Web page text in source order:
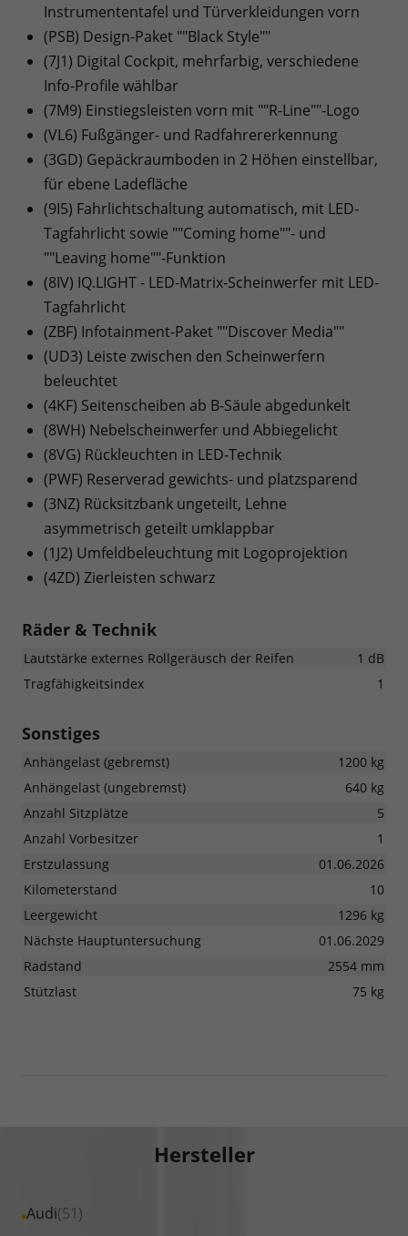
Instrumententafel und Türverkleidungen vorn
(PSB) Design-Paket ""Black Style""
(7J1) Digital Cockpit, mehrfarbig, verschiedene
Info-Profile wählbar
(7M9) Einstiegsleisten vorn mit ""R-Line""-Logo
(VL6) Fußgänger- und Radfahrererkennung
(3GD) Gepäckraumboden in 2 Höhen einstellbar,
für ebene Ladefläche
(9I5) Fahrlichtschaltung automatisch, mit LED-
Tagfahrlicht sowie ""Coming home""- und
""Leaving home""-Funktion
(8IV) IQ.LIGHT - LED-Matrix-Scheinwerfer mit LED-
Tagfahrlicht
(ZBF) Infotainment-Paket ""Discover Media""
(UD3) Leiste zwischen den Scheinwerfern
beleuchtet
(4KF) Seitenscheiben ab B-Säule abgedunkelt
(8WH) Nebelscheinwerfer und Abbiegelicht
(8VG) Rückleuchten in LED-Technik
(PWF) Reserverad gewichts- und platzsparend
(3NZ) Rücksitzbank ungeteilt, Lehne
asymmetrisch geteilt umklappbar
(1J2) Umfeldbeleuchtung mit Logoprojektion
(4ZD) Zierleisten schwarz
Räder & Technik
Lautstärke externes Rollgeräusch der Reifen
1 dB
Tragfähigkeitsindex
1
Sonstiges
Anhängelast (gebremst)
1200 kg
Anhängelast (ungebremst)
640 kg
Anzahl Sitzplätze
5
Anzahl Vorbesitzer
1
Erstzulassung
01.06.2026
Kilometerstand
10
Leergewicht
1296 kg
Nächste Hauptuntersuchung
01.06.2029
Radstand
2554 mm
Stützlast
75 kg
Hersteller
Audi(51)
Alle